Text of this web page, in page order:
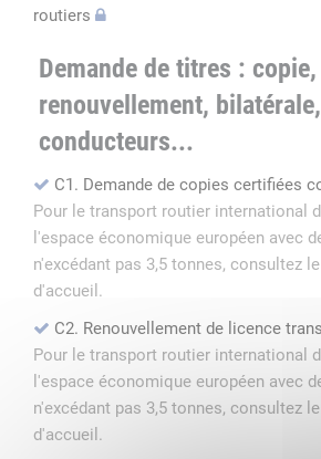
routiers
Demande de titres : copie,
renouvellement,
conducteurs...
C1. Demande de copies certifiées
Pour le transport routier international
l'espace économique européen avec
n'excédant pas 3,5 tonnes, consultez
d'accueil.
C2. Renouvellement de licence
Pour le transport routier international
l'espace économique européen avec
n'excédant pas 3,5 tonnes, consultez
d'accueil.